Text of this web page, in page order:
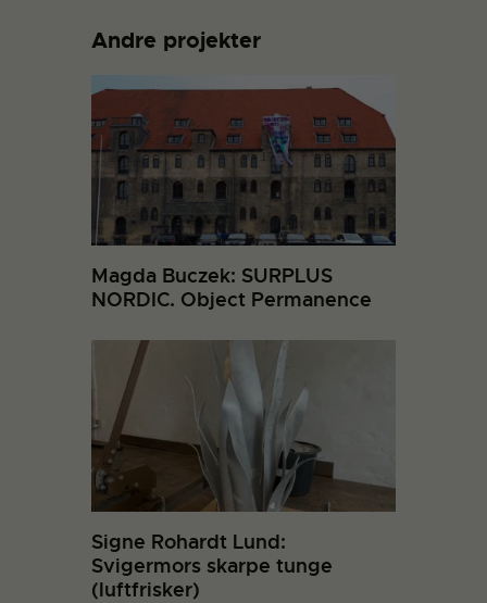
Andre projekter
Magda Buczek: SURPLUS
NORDIC. Object Permanence
Signe Rohardt Lund:
Svigermors skarpe tunge
(luftfrisker)